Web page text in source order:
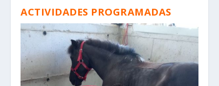
ACTIVIDADES PROGRAMADAS